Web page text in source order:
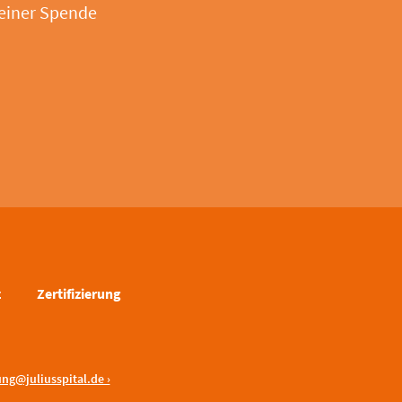
Spende
Zertifizierung
›